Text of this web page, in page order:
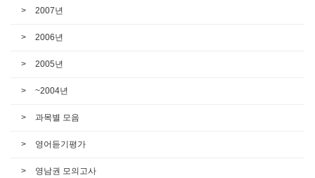
2007년
2006년
2005년
~2004년
과목별 모음
영어듣기평가
영남권 모의고사